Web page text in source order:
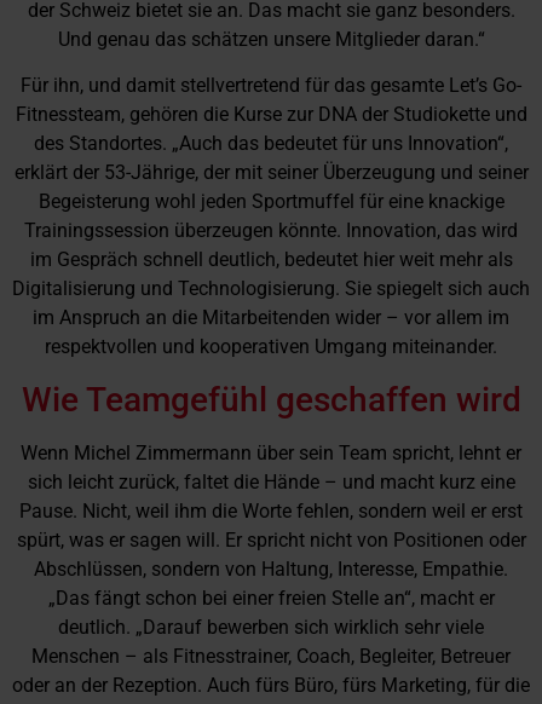
der Schweiz bietet sie an. Das macht sie ganz besonders.
Und genau das schätzen unsere Mitglieder daran.“
Für ihn, und damit stellvertretend für das gesamte Let’s Go-
Fitnessteam, gehören die Kurse zur DNA der Studiokette und
des Standortes. „Auch das bedeutet für uns Innovation“,
erklärt der 53-Jährige, der mit seiner Überzeugung und seiner
Begeisterung wohl jeden Sportmuffel für eine knackige
Trainingssession überzeugen könnte. Innovation, das wird
im Gespräch schnell deutlich, bedeutet hier weit mehr als
Digitalisierung und Technologisierung. Sie spiegelt sich auch
im Anspruch an die Mitarbeitenden wider – vor allem im
respektvollen und kooperativen Umgang miteinander.
Wie Teamgefühl geschaffen wird
Wenn Michel Zimmermann über sein Team spricht, lehnt er
sich leicht zurück, faltet die Hände – und macht kurz eine
Pause. Nicht, weil ihm die Worte fehlen, sondern weil er erst
spürt, was er sagen will. Er spricht nicht von Positionen oder
Abschlüssen, sondern von Haltung, Interesse, Empathie.
„Das fängt schon bei einer freien Stelle an“, macht er
deutlich. „Darauf bewerben sich wirklich sehr viele
Menschen – als Fitnesstrainer, Coach, Begleiter, Betreuer
oder an der Rezeption. Auch fürs Büro, fürs Marketing, für die